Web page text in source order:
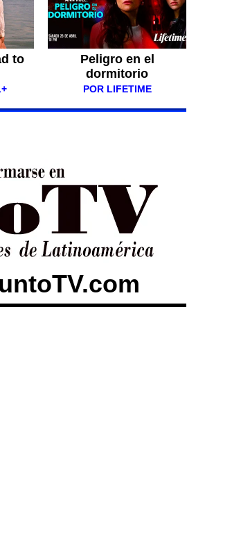
to
Peligro en el
dormitorio
POR LIFETIME